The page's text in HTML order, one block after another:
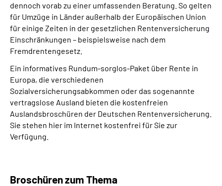
Language
Inhalte in Gebärdensprache (DGS)
Leichte Sprache
Mein Kundenportal
dennoch vorab zu einer umfassenden Beratung. So gelten
für Umzüge in Länder außerhalb der Europäischen Union
für einige Zeiten in der gesetzlichen Rentenversicherung
Einschränkungen – beispielsweise nach dem
Fremdrentengesetz.
Ein informatives Rundum-sorglos-Paket über Rente in
Europa, die verschiedenen
Sozialversicherungsabkommen oder das sogenannte
vertragslose Ausland bieten die kostenfreien
Auslandsbroschüren der Deutschen Rentenversicherung.
Sie stehen hier im Internet kostenfrei für Sie zur
Verfügung.
Broschüren zum Thema